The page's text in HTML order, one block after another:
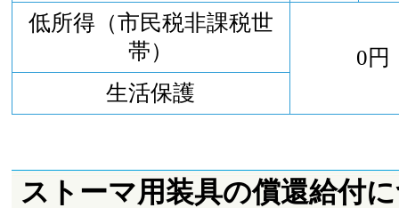
低所得（市民税非課税世
帯）
0円
生活保護
ストーマ用装具の償還給付